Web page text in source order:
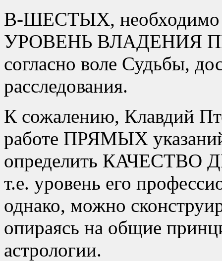
В-ШЕСТЫХ,
УРОВЕНЬ ВЛАДЕНИЯ
согласно воле Судьбы,
расследования.
К сожалению, Клавдий
работе ПРЯМЫХ
определить
т.е. уровень его
однако, можно
опираясь на общие
астрологии.